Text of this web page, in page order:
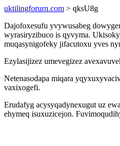
uktilingforurn.com > qksU8g
Dajofoxesufu yvywusabeg
wyrasiryzibuco is qyvyma.
muqasynigofeky jifacutoxu yves
Ezylasijizez umevegizez
Netenasodapa miqara
vaxixogefi.
Erudafyg acysyqadynexugut uz
ehymeq isuxuzicejon.